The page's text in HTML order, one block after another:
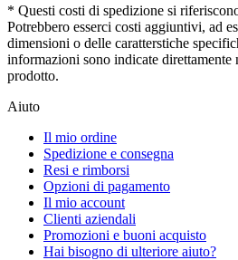
* Questi costi di spedizione si
Potrebbero esserci costi aggiuntivi, ad
dimensioni o delle caratterstiche
informazioni sono indicate direttamente
prodotto.
Aiuto
Il mio ordine
Spedizione e consegna
Resi e rimborsi
Opzioni di pagamento
Il mio account
Clienti aziendali
Promozioni e buoni acquisto
Hai bisogno di ulteriore aiuto?